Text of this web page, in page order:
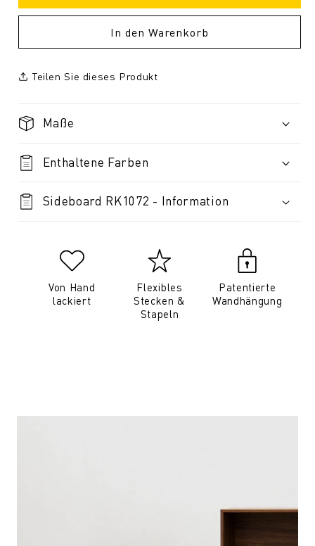
In den Warenkorb
Teilen Sie dieses Produkt
Maße
Enthaltene Farben
Sideboard RK1072 - Information
Von Hand
lackiert
Flexibles
Stecken &
Stapeln
Patentierte
Wandhängung